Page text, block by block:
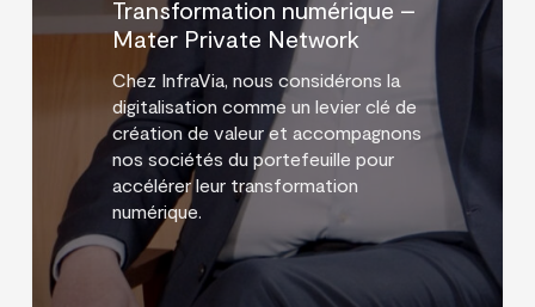
Transformation numérique –
Mater Private Network
Chez InfraVia, nous considérons la
digitalisation comme un levier clé de
création de valeur et accompagnons
nos sociétés du portefeuille pour
accélérer leur transformation
numérique.